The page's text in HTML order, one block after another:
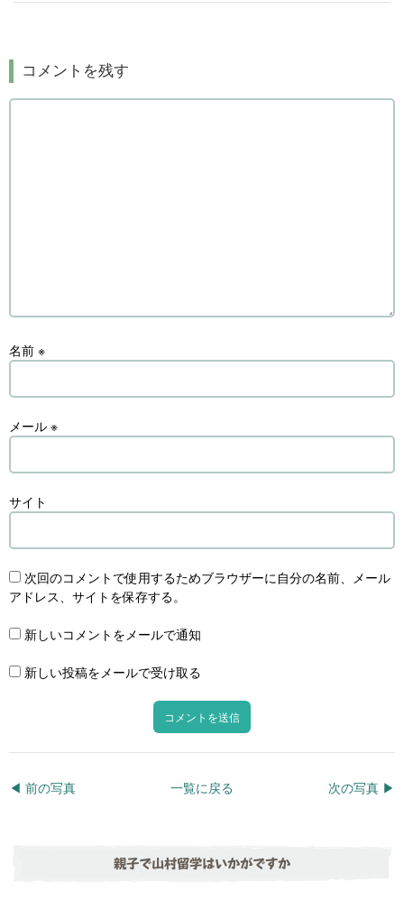
コメントを残す
名前 ※
メール ※
サイト
次回のコメントで使用するためブラウザーに自分の名前、メール
アドレス、サイトを保存する。
新しいコメントをメールで通知
新しい投稿をメールで受け取る
◀︎ 前の写真 次の写真 ▶︎
一覧に戻る
親子で山村留学はいかがですか